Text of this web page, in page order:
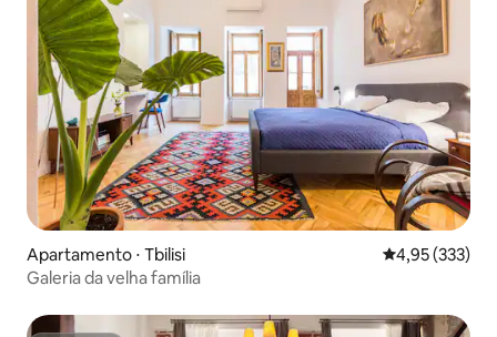
Apartamento ⋅ Tbilisi 4,95 de uma
4,95 (333)
Galeria da velha família